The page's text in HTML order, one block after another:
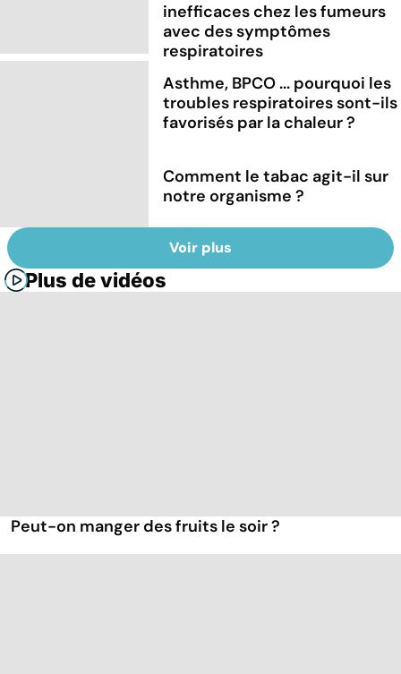
inefficaces chez les fumeurs
avec des symptômes
respiratoires
Asthme, BPCO ... pourquoi les
troubles respiratoires sont-ils
favorisés par la chaleur ?
Comment le tabac agit-il sur
notre organisme ?
Voir plus
Plus de vidéos
Peut-on manger des fruits le soir ?